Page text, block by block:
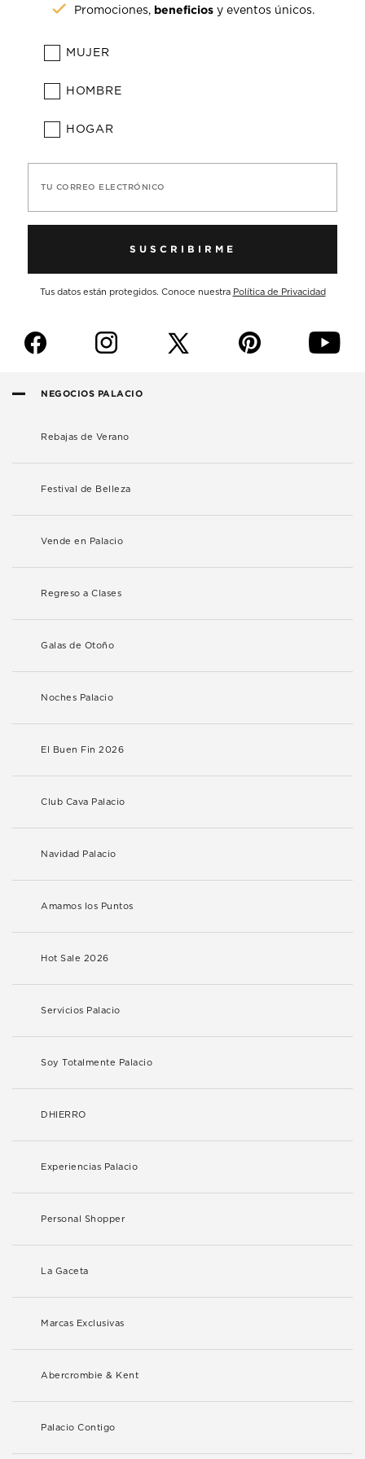
Promociones, beneficios y eventos únicos.
MUJER
HOMBRE
HOGAR
TU CORREO ELECTRÓNICO
SUSCRIBIRME
Tus datos están protegidos. Conoce nuestra Política de Privacidad
f i p y
NEGOCIOS PALACIO
Rebajas de Verano
Festival de Belleza
Vende en Palacio
Regreso a Clases
Galas de Otoño
Noches Palacio
El Buen Fin 2026
Club Cava Palacio
Navidad Palacio
Amamos los Puntos
Hot Sale 2026
Servicios Palacio
Soy Totalmente Palacio
DHIERRO
Experiencias Palacio
Personal Shopper
La Gaceta
Marcas Exclusivas
Abercrombie & Kent
Palacio Contigo